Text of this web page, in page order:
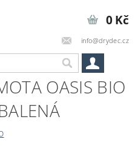
info@drydec.cz
0 Kč
OASIS BIO